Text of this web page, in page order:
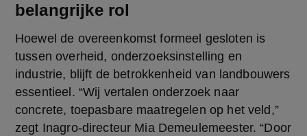
belangrijke rol
Hoewel de overeenkomst formeel gesloten is
tussen overheid, onderzoeksinstelling en
industrie, blijft de betrokkenheid van landbouwers
essentieel. “Wij vertalen onderzoek naar
concrete, toepasbare maatregelen op het veld,”
zegt Inagro-directeur Mia Demeulemeester. “Door